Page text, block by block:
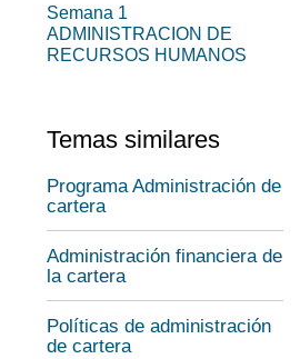
Semana 1
ADMINISTRACION DE
RECURSOS HUMANOS
Temas similares
Programa Administración de
cartera
Administración financiera de
la cartera
Políticas de administración
de cartera